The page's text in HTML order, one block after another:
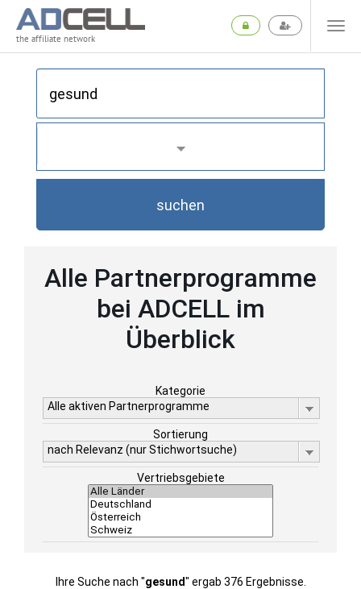
the affiliate network
suchen
Alle Partnerprogramme
bei ADCELL im
Überblick
Kategorie
Alle aktiven Partnerprogramme
Sortierung
nach Relevanz (nur Stichwortsuche)
Vertriebsgebiete
Ihre Suche nach "gesund" ergab 376 Ergebnisse.